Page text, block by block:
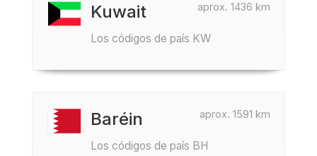
aprox. 1436 km
Kuwait
Los códigos de país KW
aprox. 1591 km
Baréin
Los códigos de país BH